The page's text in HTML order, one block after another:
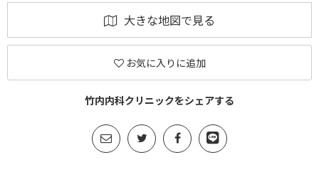
大きな地図で見る
お気に入りに追加
竹内内科クリニックをシェアする